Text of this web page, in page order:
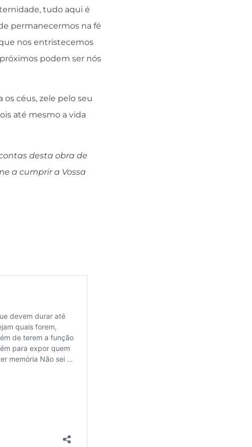
tudo aqui é
permanecermos na fé
nos entristecemos
podem ser nós
os céus, zele pelo seu
até mesmo a vida
desta obra de
a cumprir a Vossa